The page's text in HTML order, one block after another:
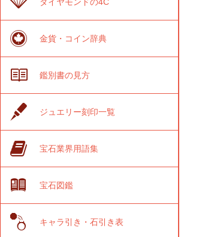
金貨・コイン辞典
鑑別書の見方
ジュエリー刻印一覧
宝石業界用語集
宝石図鑑
キャラ引き・石引き表